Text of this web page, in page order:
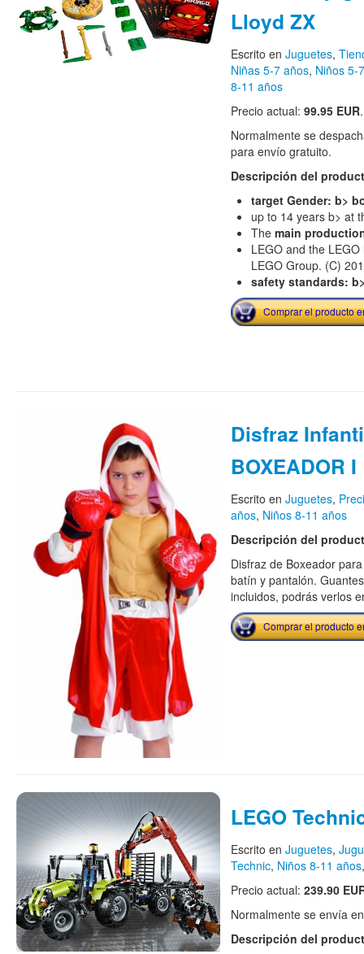
Lloyd ZX
Escrito en Juguetes,
Niñas 5-7 años, Niños 5-
8-11 años
Precio actual: 99.95 EUR.
Normalmente se
para envío gratuito.
Descripción del
target Gender: b>
up to 14 years b> at
The main
LEGO and the
LEGO Group. (C)
safety standards:
Comprar el producto
Disfraz
BOXEADOR I
Escrito en Juguetes,
años, Niños 8-11 años
Descripción del
Disfraz de Boxeador
batín y pantalón.
incluidos, podrás verlos
Comprar el producto
LEGO
Escrito en Juguetes,
Technic, Niños 8-11 años
Precio actual: 239.90
Normalmente se envía
Descripción del